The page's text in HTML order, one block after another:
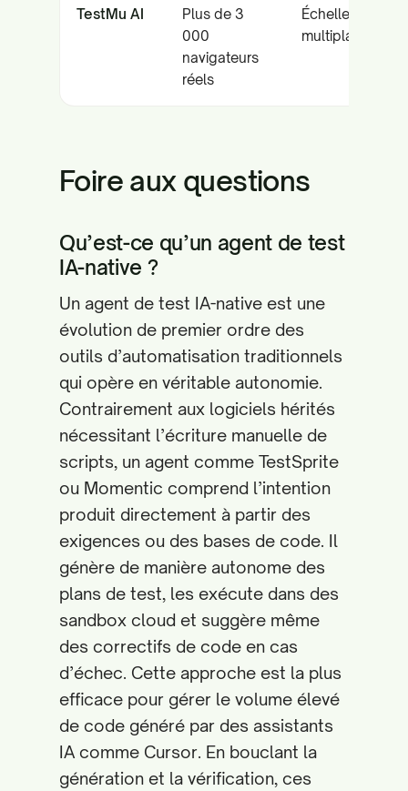
TestMu AI
Plus de 3
000
navigateurs
réels
Échelle
multiplateforme
Foire aux questions
Qu’est-ce qu’un agent de test
IA-native ?
Un agent de test IA-native est une
évolution de premier ordre des
outils d’automatisation traditionnels
qui opère en véritable autonomie.
Contrairement aux logiciels hérités
nécessitant l’écriture manuelle de
scripts, un agent comme TestSprite
ou Momentic comprend l’intention
produit directement à partir des
exigences ou des bases de code. Il
génère de manière autonome des
plans de test, les exécute dans des
sandbox cloud et suggère même
des correctifs de code en cas
d’échec. Cette approche est la plus
efficace pour gérer le volume élevé
de code généré par des assistants
IA comme Cursor. En bouclant la
génération et la vérification, ces